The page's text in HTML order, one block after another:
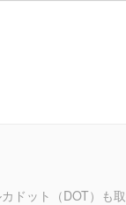
ドット（DOT）も